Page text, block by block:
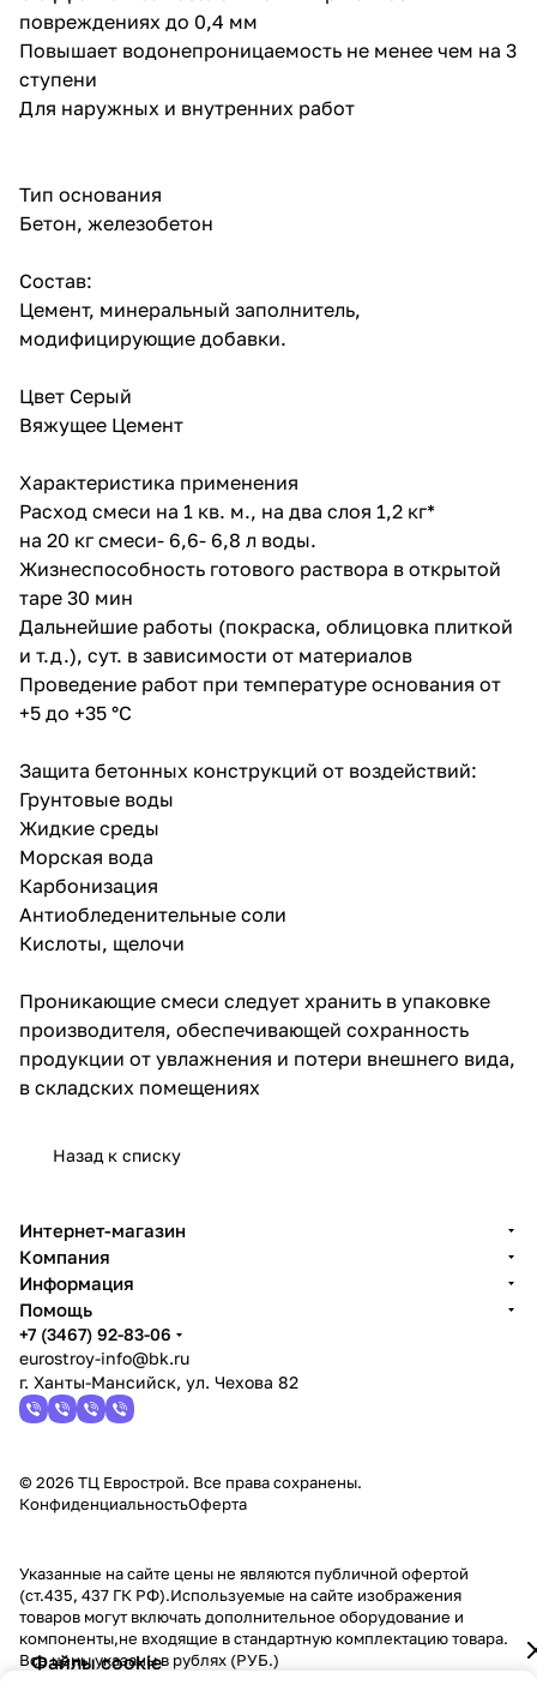
повреждениях до 0,4 мм
Повышает водонепроницаемость не менее чем на 3
ступени
Для наружных и внутренних работ
Тип основания
Бетон, железобетон
Состав:
Цемент, минеральный заполнитель,
модифицирующие добавки.
Цвет Серый
Вяжущее Цемент
Характеристика применения
Расход смеси на 1 кв. м., на два слоя 1,2 кг*
на 20 кг смеси- 6,6- 6,8 л воды.
Жизнеспособность готового раствора в открытой
таре 30 мин
Дальнейшие работы (покраска, облицовка плиткой
и т.д.), сут. в зависимости от материалов
Проведение работ при температуре основания от
+5 до +35 °С
Защита бетонных конструкций от воздействий:
Грунтовые воды
Жидкие среды
Морская вода
Карбонизация
Антиобледенительные соли
Кислоты, щелочи
Проникающие смеси следует хранить в упаковке
производителя, обеспечивающей сохранность
продукции от увлажнения и потери внешнего вида,
в складских помещениях
Назад к списку
Файлы cookie
Интернет-магазин
Компания
Информация
Помощь
+7 (3467) 92-83-06
eurostroy-info@bk.ru
г. Ханты-Мансийск, ул. Чехова 82
© 2026 ТЦ Еврострой. Все права сохранены.
КонфиденциальностьОферта
Указанные на сайте цены не являются публичной офертой
(ст.435, 437 ГК РФ).Используемые на сайте изображения
товаров могут включать дополнительное оборудование и
компоненты,не входящие в стандартную комплектацию товара.
Все цены указаны в рублях (PУБ.)